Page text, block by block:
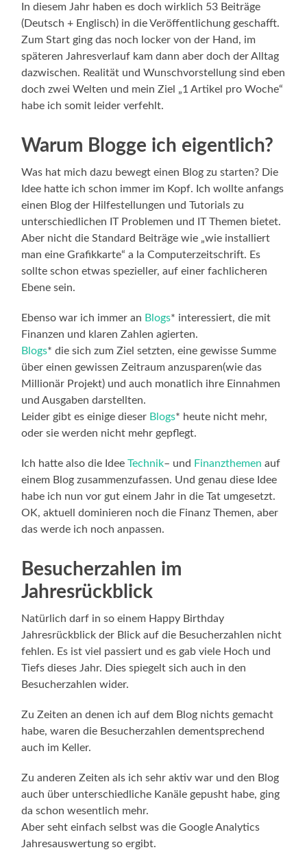
In diesem Jahr haben es doch wirklich 53 Beiträge
(Deutsch + Englisch) in die Veröffentlichung geschafft.
Zum Start ging das noch locker von der Hand, im
späteren Jahresverlauf kam dann aber doch der Alltag
dazwischen. Realität und Wunschvorstellung sind eben
doch zwei Welten und mein Ziel „1 Artikel pro Woche“
habe ich somit leider verfehlt.
Warum Blogge ich eigentlich?
Was hat mich dazu bewegt einen Blog zu starten? Die
Idee hatte ich schon immer im Kopf. Ich wollte anfangs
einen Blog der Hilfestellungen und Tutorials zu
unterschiedlichen IT Problemen und IT Themen bietet.
Aber nicht die Standard Beiträge wie „wie installiert
man eine Grafikkarte“ a la Computerzeitschrift. Es
sollte schon etwas spezieller, auf einer fachlicheren
Ebene sein.
Ebenso war ich immer an Blogs* interessiert, die mit
Finanzen und klaren Zahlen agierten.
Blogs* die sich zum Ziel setzten, eine gewisse Summe
über einen gewissen Zeitraum anzusparen(wie das
Millionär Projekt) und auch monatlich ihre Einnahmen
und Ausgaben darstellten.
Leider gibt es einige dieser Blogs* heute nicht mehr,
oder sie werden nicht mehr gepflegt.
Ich hatte also die IdeeTechnik– und Finanzthemen auf
einem Blog zusammenzufassen. Und genau diese Idee
habe ich nun vor gut einem Jahr in die Tat umgesetzt.
OK, aktuell dominieren noch die Finanz Themen, aber
das werde ich noch anpassen.
Besucherzahlen im
Jahresrückblick
Natürlich darf in so einem Happy Birthday
Jahresrückblick der Blick auf die Besucherzahlen nicht
fehlen. Es ist viel passiert und es gab viele Hoch und
Tiefs dieses Jahr. Dies spiegelt sich auch in den
Besucherzahlen wider.
Zu Zeiten an denen ich auf dem Blog nichts gemacht
habe, waren die Besucherzahlen dementsprechend
auch im Keller.
Zu anderen Zeiten als ich sehr aktiv war und den Blog
auch über unterschiedliche Kanäle gepusht habe, ging
da schon wesentlich mehr.
Aber seht einfach selbst was die Google Analytics
Jahresauswertung so ergibt.